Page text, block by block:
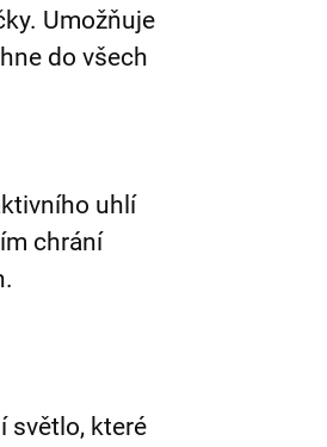
Umožňuje
do všech
uhlí
chrání
světlo, které